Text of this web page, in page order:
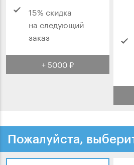
15% скидка
на следующий
заказ
+ 5000 ₽
Пожалуйста,